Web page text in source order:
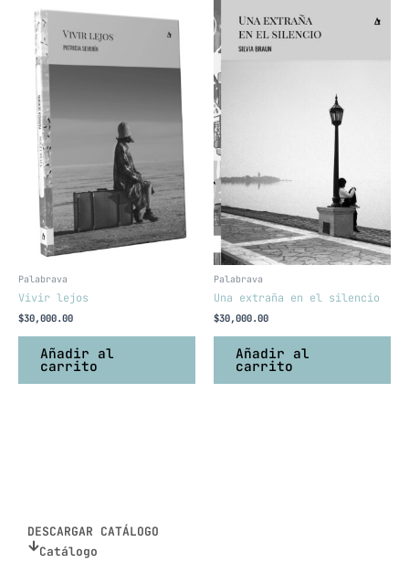
DESCARGAR CATÁLOGO
Catálogo
Palabrava
Vivir lejos
$30,000.00
Añadir al
carrito
Palabrava
Una extraña en el silencio
$30,000.00
Añadir al
carrito